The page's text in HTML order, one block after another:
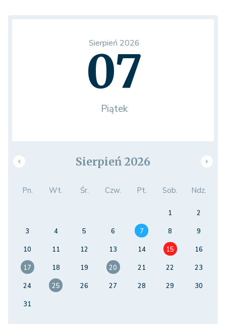
Sierpień 2026
07
Piątek
Sierpień 2026
Pn. Wt. Śr. Czw. Pt. Sob. Ndz.
1
2
3
4 5 6 7 8
9
10
11 12 13 14 15
16
17
18 19 20 21 22
23
24
25 26 27 28 29
30
31